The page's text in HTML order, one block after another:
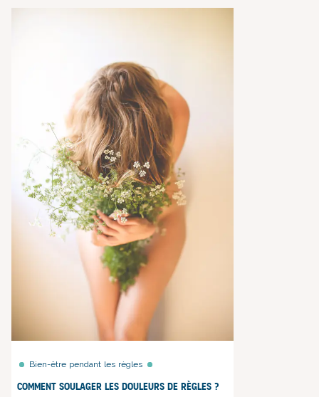
Bien-être pendant les règles
Comment soulager les douleurs de règles ?